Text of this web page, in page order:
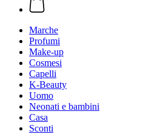
Marche
Profumi
Make-up
Cosmesi
Capelli
K-Beauty
Uomo
Neonati e bambini
Casa
Sconti